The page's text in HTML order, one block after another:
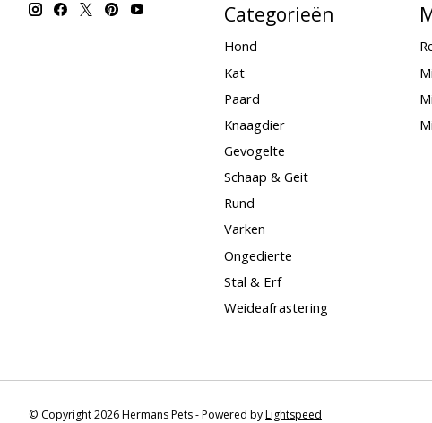
Categorieën
Hond
Kat
Paard
Knaagdier
Gevogelte
Schaap & Geit
Rund
Varken
Ongedierte
Stal & Erf
Weideafrastering
© Copyright 2026 Hermans Pets - Powered byLightspeed